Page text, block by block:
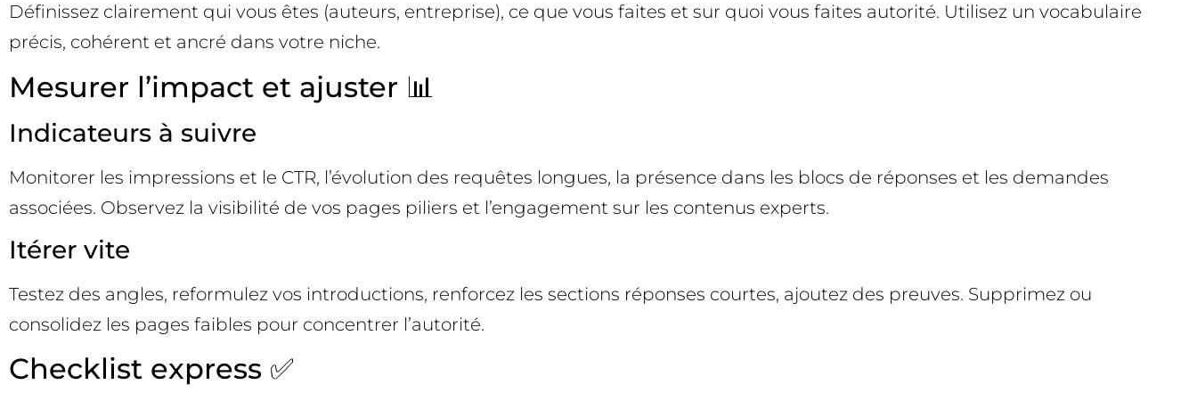
Définissez clairement qui vous êtes (auteurs, entreprise), ce que vous faites et sur quoi vous faites autorité. Utilisez un vocabulaire
précis, cohérent et ancré dans votre niche.
Mesurer l’impact et ajuster 📊
Indicateurs à suivre
Monitorer les impressions et le CTR, l’évolution des requêtes longues, la présence dans les blocs de réponses et les demandes
associées. Observez la visibilité de vos pages piliers et l’engagement sur les contenus experts.
Itérer vite
Testez des angles, reformulez vos introductions, renforcez les sections réponses courtes, ajoutez des preuves. Supprimez ou
consolidez les pages faibles pour concentrer l’autorité.
Checklist express ✅